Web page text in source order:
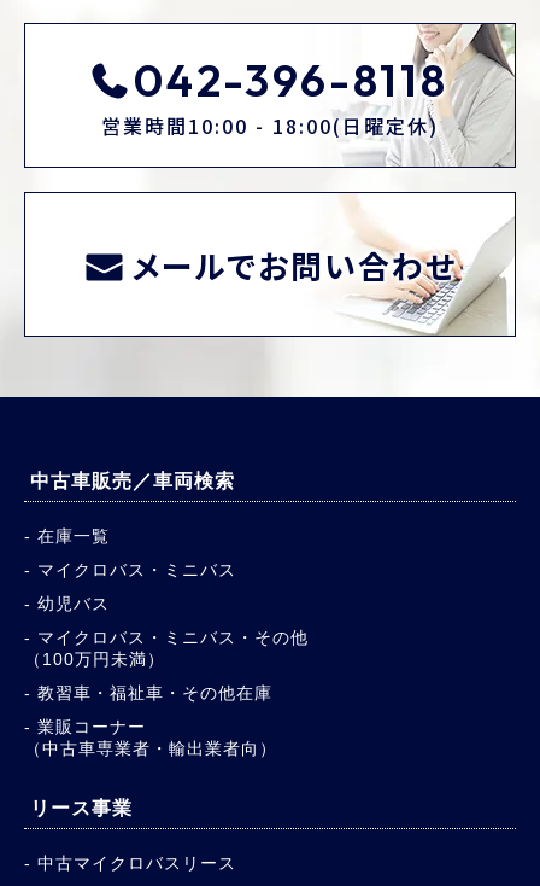
042-396-8118
営業時間10:00 - 18:00(日曜定休)
メールでお問い合わせ
中古車販売／車両検索
在庫一覧
マイクロバス・ミニバス
幼児バス
マイクロバス・ミニバス・その他
（100万円未満）
教習車・福祉車・その他在庫
業販コーナー
（中古車専業者・輸出業者向）
リース事業
中古マイクロバスリース